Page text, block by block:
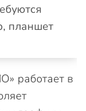
планшет
работает в